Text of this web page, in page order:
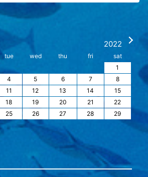
2022
tue wed thu fri
sat
1
4 5 6 7
8
11 12 13 14
15
18 19 20 21
22
25 26 27 28
29